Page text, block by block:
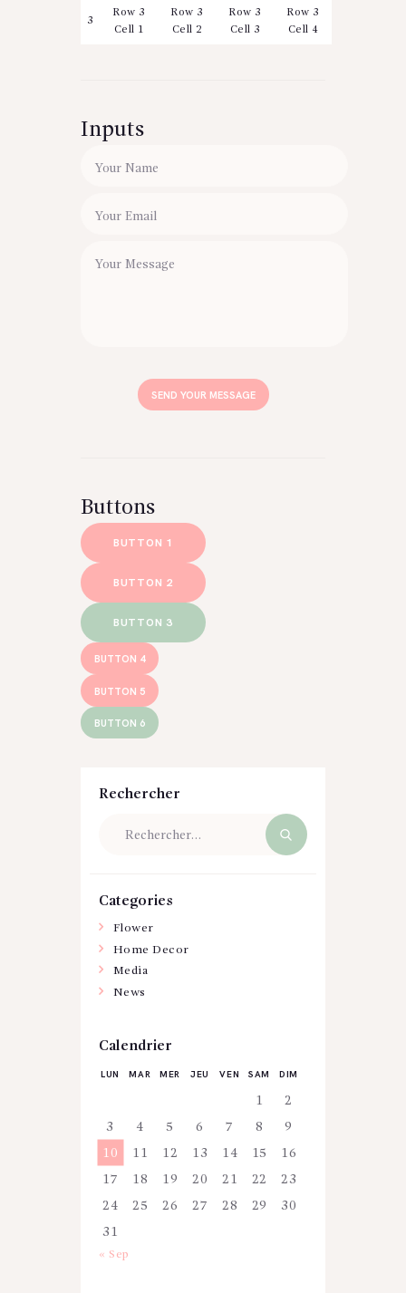
3
Row 3
Cell 1
Row 3
Cell 2
Row 3
Cell 3
Row 3
Cell 4
Inputs
Buttons
BUTTON 1
BUTTON 2
BUTTON 3
BUTTON 4
BUTTON 5
BUTTON 6
Rechercher
Categories
Flower
Home Decor
Media
News
Calendrier
LUN MAR MER JEU VEN SAM DIM
1 2
3 4 5 6 7 8 9
10 11 12 13 14 15 16
17 18 19 20 21 22 23
24 25 26 27 28 29 30
31
« Sep